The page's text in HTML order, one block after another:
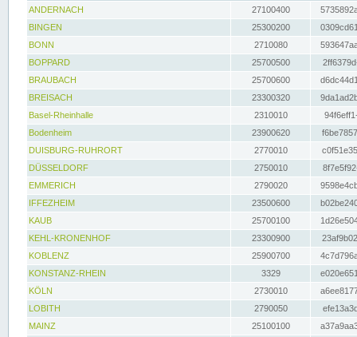
ANDERNACH
27100400
BINGEN
25300200
BONN
2710080
BOPPARD
25700500
BRAUBACH
25700600
BREISACH
23300320
Basel-Rheinhalle
2310010
Bodenheim
23900620
DUISBURG-RUHRORT
2770010
DÜSSELDORF
2750010
EMMERICH
2790020
IFFEZHEIM
23500600
KAUB
25700100
KEHL-KRONENHOF
23300900
KOBLENZ
25900700
KONSTANZ-RHEIN
3329
KÖLN
2730010
LOBITH
2790050
MAINZ
25100100